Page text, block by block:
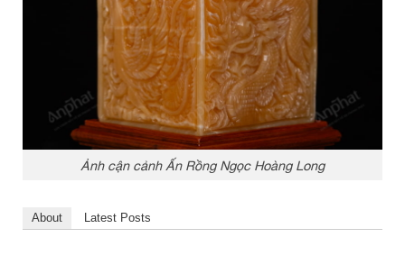
Ảnh cận cảnh Ấn Rồng Ngọc Hoàng Long
About Latest Posts